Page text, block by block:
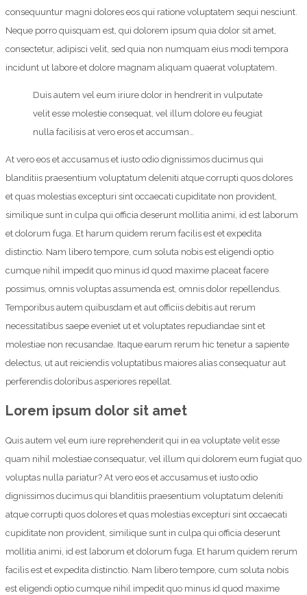
consequuntur magni dolores eos qui ratione voluptatem sequi nesciunt.
Neque porro quisquam est, qui dolorem ipsum quia dolor sit amet,
consectetur, adipisci velit, sed quia non numquam eius modi tempora
incidunt ut labore et dolore magnam aliquam quaerat voluptatem.
Duis autem vel eum iriure dolor in hendrerit in vulputate
velit esse molestie consequat, vel illum dolore eu feugiat
nulla facilisis at vero eros et accumsan…
At vero eos et accusamus et iusto odio dignissimos ducimus qui
blanditiis praesentium voluptatum deleniti atque corrupti quos dolores
et quas molestias excepturi sint occaecati cupiditate non provident,
similique sunt in culpa qui officia deserunt mollitia animi, id est laborum
et dolorum fuga. Et harum quidem rerum facilis est et expedita
distinctio. Nam libero tempore, cum soluta nobis est eligendi optio
cumque nihil impedit quo minus id quod maxime placeat facere
possimus, omnis voluptas assumenda est, omnis dolor repellendus.
Temporibus autem quibusdam et aut officiis debitis aut rerum
necessitatibus saepe eveniet ut et voluptates repudiandae sint et
molestiae non recusandae. Itaque earum rerum hic tenetur a sapiente
delectus, ut aut reiciendis voluptatibus maiores alias consequatur aut
perferendis doloribus asperiores repellat.
Lorem ipsum dolor sit amet
Quis autem vel eum iure reprehenderit qui in ea voluptate velit esse
quam nihil molestiae consequatur, vel illum qui dolorem eum fugiat quo
voluptas nulla pariatur? At vero eos et accusamus et iusto odio
dignissimos ducimus qui blanditiis praesentium voluptatum deleniti
atque corrupti quos dolores et quas molestias excepturi sint occaecati
cupiditate non provident, similique sunt in culpa qui officia deserunt
mollitia animi, id est laborum et dolorum fuga. Et harum quidem rerum
facilis est et expedita distinctio. Nam libero tempore, cum soluta nobis
est eligendi optio cumque nihil impedit quo minus id quod maxime